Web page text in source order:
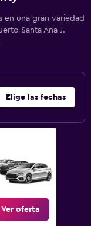
en una gran variedad
Santa Ana J.
Elige las fechas
Ver oferta